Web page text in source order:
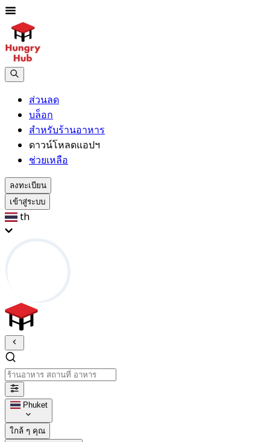
ส่วนลด
บล็อก
สำหรับร้านอาหาร
ดาวน์โหลดแอปฯ
ช่วยเหลือ
ลงทะเบียน
เข้าสู่ระบบ
th
Phuket
ใกล้ ๆ คุณ